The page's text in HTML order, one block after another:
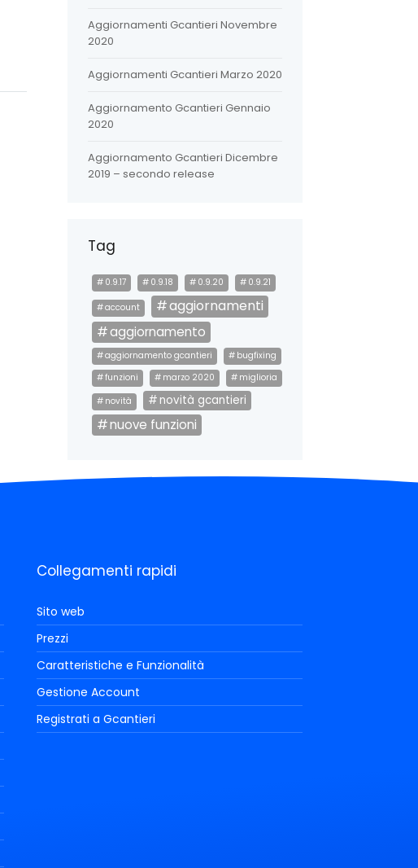
Aggiornamenti Gcantieri Novembre
2020
Aggiornamenti Gcantieri Marzo 2020
Aggiornamento Gcantieri Gennaio
2020
Aggiornamento Gcantieri Dicembre
2019 – secondo release
Tag
0.9.17 0.9.18 0.9.20 0.9.21
account aggiornamenti
aggiornamento
aggiornamento gcantieri
bugfixing
funzioni
marzo 2020
miglioria
novità
novità gcantieri
nuove funzioni
Collegamenti rapidi
Sito web
Prezzi
Caratteristiche e Funzionalità
Gestione Account
Registrati a Gcantieri